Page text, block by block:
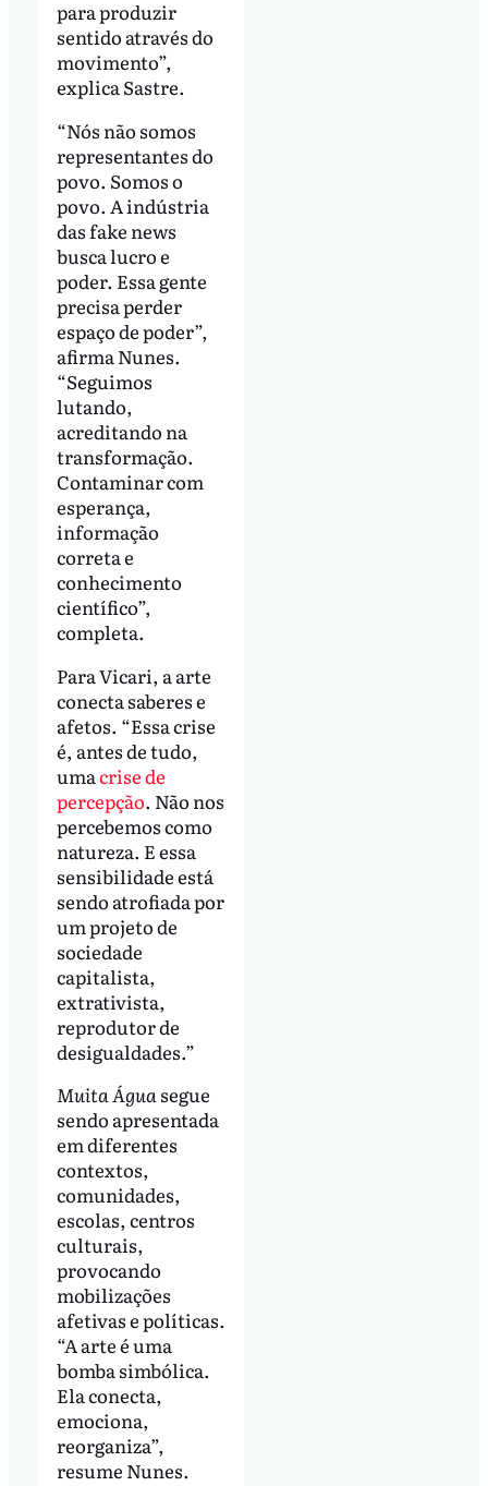
para produzir
sentido através do
movimento”,
explica Sastre.
“Nós não somos
representantes do
povo. Somos o
povo. A indústria
das fake news
busca lucro e
poder. Essa gente
precisa perder
espaço de poder”,
afirma Nunes.
“Seguimos
lutando,
acreditando na
transformação.
Contaminar com
esperança,
informação
correta e
conhecimento
científico”,
completa.
Para Vicari, a arte
conecta saberes e
afetos. “Essa crise
é, antes de tudo,
umacrise de
percepção. Não nos
percebemos como
natureza. E essa
sensibilidade está
sendo atrofiada por
um projeto de
sociedade
capitalista,
extrativista,
reprodutor de
desigualdades.”
Muita Águasegue
sendo apresentada
em diferentes
contextos,
comunidades,
escolas, centros
culturais,
provocando
mobilizações
afetivas e políticas.
“A arte é uma
bomba simbólica.
Ela conecta,
emociona,
reorganiza”,
resume Nunes.